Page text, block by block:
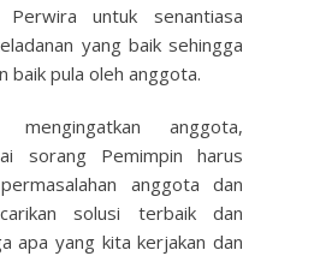
untuk senantiasa
yang baik sehingga
baik pula oleh anggota.
mengingatkan anggota,
sorang Pemimpin harus
anggota dan
solusi terbaik dan
apa yang kita kerjakan dan